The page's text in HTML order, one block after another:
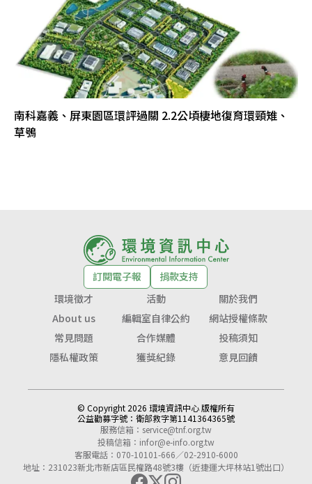
南科嘉義、屏東園區環評過關 2.2公頃棲地復育環頸雉、
草鴞
訂閱電子報
捐款支持
環境徵才
活動
關於我們
About us
編輯室自律公約
網站授權條款
常見問題
合作媒體
投稿須知
隱私權政策
獲獎紀錄 意見回饋
© Copyright 2026 環境資訊中心 版權所有
公益勸募字號： 衛部救字第1141364365號
服務信箱： service@tnf.org.tw
投稿信箱： infor@e-info.org.tw
客服電話：070-10101-666／02-2910-6000
地址：231023新北市新店區民權路48號3樓（近捷運大坪林站1號出口）